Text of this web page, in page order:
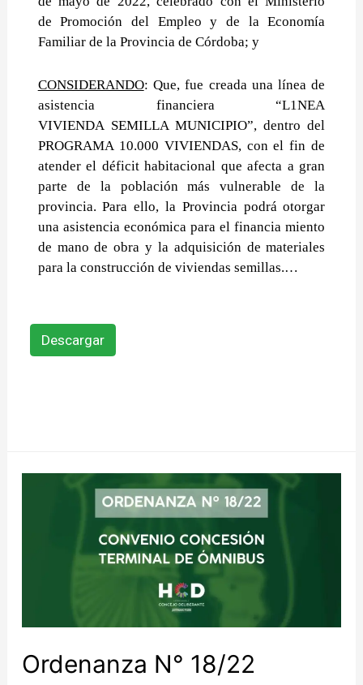
dePromoción del Empleo y de la Economía
Familiar de la Provincia de Córdoba; y
CONSIDERANDO: Que, fue creada una línea de
asistencia financiera “L1NEA
VIVIENDA SEMILLA MUNICIPIO”, dentro del
PROGRAMA 10.000 VIVIENDAS, con el fin de
atender el déficit habitacional que afecta a gran
parte de la población más vulnerable de la
provincia.Para ello, la Provincia podrá otorgar
una asistencia económica para el financia miento
de mano de obra y la adquisición de materiales
para la construcción de viviendas semillas.…
Descargar
Ordenanza N° 18/22